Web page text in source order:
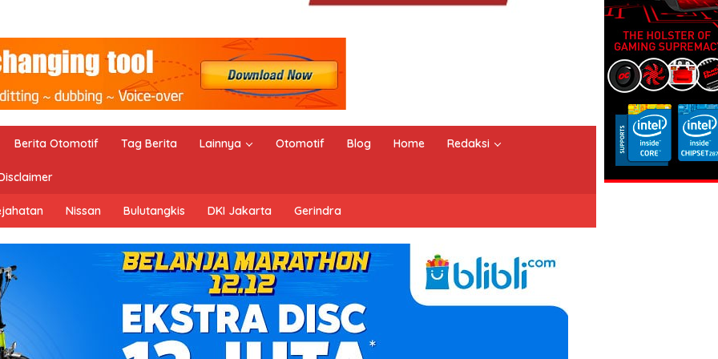
Berita Otomotif Tag Berita Lainnya Otomotif Blog Home Redaksi
Nissan Bulutangkis DKI Jakarta Gerindra